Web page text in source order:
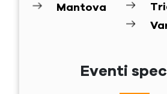
Mantova
Eventi